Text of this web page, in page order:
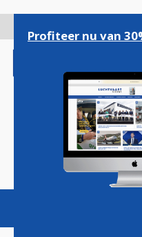
gaan
Magazine
Profiteer nu van